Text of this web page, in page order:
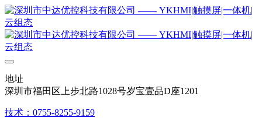
地址
深圳市福田区上步北路1028号岁宝壹品D座1201
技术：0755-8255-9159